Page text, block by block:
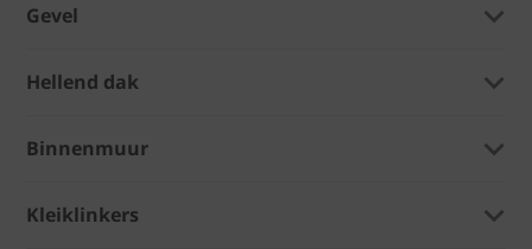
Gevel
Hellend dak
Binnenmuur
Kleiklinkers